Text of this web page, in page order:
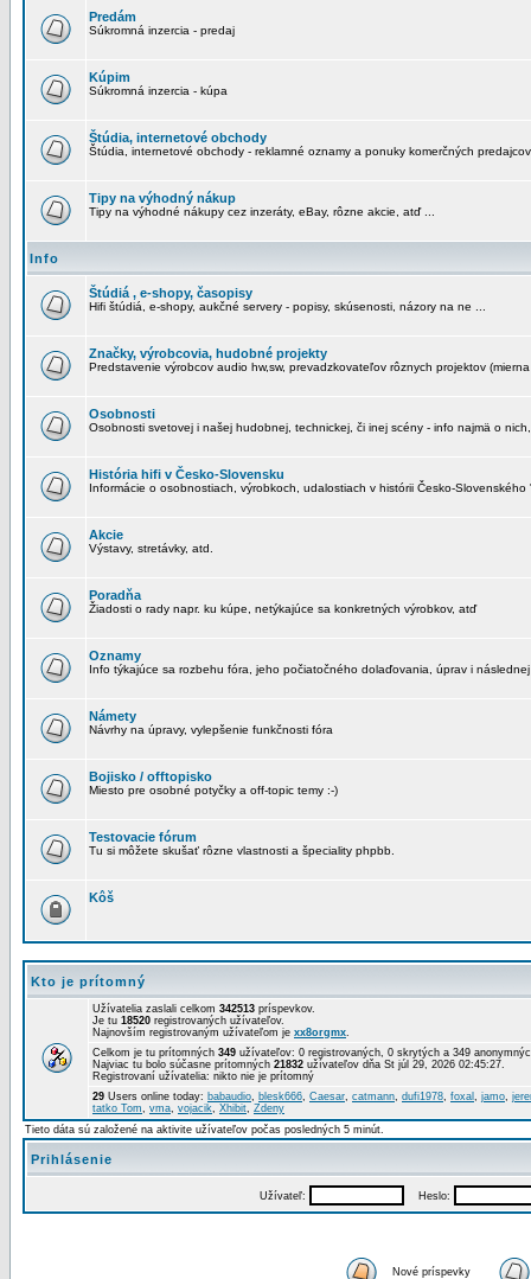
Predám
Súkromná inzercia - predaj
Kúpim
Súkromná inzercia - kúpa
Štúdia, internetové obchody
Štúdia, internetové obchody - reklamné oznamy a ponuky komerčných predajcov
Tipy na výhodný nákup
Tipy na výhodné nákupy cez inzeráty, eBay, rôzne akcie, atď ...
Info
Štúdiá , e-shopy, časopisy
Hifi štúdiá, e-shopy, aukčné servery - popisy, skúsenosti, názory na ne ...
Značky, výrobcovia, hudobné projekty
Predstavenie výrobcov audio hw,sw, prevadzkovateľov rôznych projektov
Osobnosti
Osobnosti svetovej i našej hudobnej, technickej, či inej scény - info najmä o
História hifi v Česko-Slovensku
Informácie o osobnostiach, výrobkoch, udalostiach v histórii Česko-Slovenského
Akcie
Výstavy, stretávky, atd.
Poradňa
Žiadosti o rady napr. ku kúpe, netýkajúce sa konkretných výrobkov, atď
Oznamy
Info týkajúce sa rozbehu fóra, jeho počiatočného dolaďovania, úprav i
Námety
Návrhy na úpravy, vylepšenie funkčnosti fóra
Bojisko / offtopisko
Miesto pre osobné potyčky a off-topic temy :-)
Testovacie fórum
Tu si môžete skušať rôzne vlastnosti a špeciality phpbb.
Kôš
Kto je prítomný
Užívatelia zaslali celkom 342513 príspevkov.
Je tu 18520 registrovaných užívateľov.
Najnovším registrovaným užívateľom je xx8orgmx.
Celkom je tu prítomných 349 užívateľov: 0 registrovaných, 0 skrytých a 349
Najviac tu bolo súčasne prítomných 21832 užívateľov dňa St júl 29, 2026 02:45:27.
Registrovaní užívatelia: nikto nie je prítomný
29 Users online today: babaudio, blesk666, Caesar, catmann, dufi1978, foxal , jamo,
tatko Tom, vma, vojacik, Xhibit, Zdeny
Tieto dáta sú založené na aktivite užívateľov počas posledných 5 minút.
Prihlásenie
Užívateľ: Heslo:
Nové príspevky